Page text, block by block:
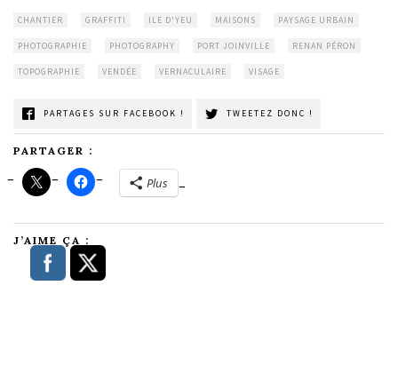
CHANTIER GRAFFITI ILE D'YEU MAISONS PAYSAGE URBAIN
PHOTOGRAPHIE PHOTOGRAPHY PORT JOINVILLE RENAN PÉRON
TOPOGRAPHIE VENDÉE VERNACULAIRE VISAGE
PARTAGES SUR FACEBOOK ! TWEETEZ DONC !
PARTAGER :
Plus
J’AIME ÇA :